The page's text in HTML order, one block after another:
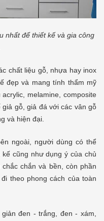
nhất để thiết kế và gia công
chất liệu gỗ, nhựa hay inox
đẹp và mang tính thẩm mỹ
melamine, composite
gỗ, giả đá với các vân gỗ
và hiện đại.
ngoài, người dùng có thể
cũng như dụng ý của chủ
chắn và bền, còn phần
theo phong cách của toàn
đen - trắng, đen - xám,